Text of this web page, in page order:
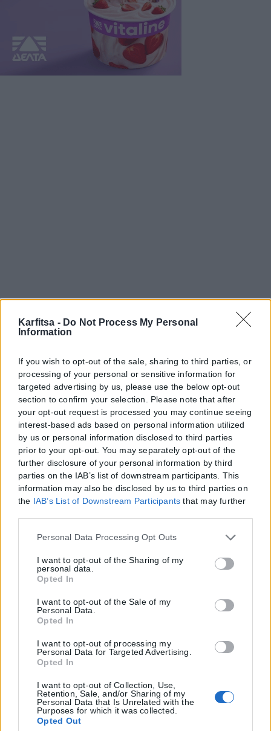
Karfitsa - Do Not Process My Personal
Information
If you wish to opt-out of the sale, sharing to third parties, or
processing of your personal or sensitive information for
targeted advertising by us, please use the below opt-out
section to confirm your selection. Please note that after
your opt-out request is processed you may continue seeing
interest-based ads based on personal information utilized
by us or personal information disclosed to third parties
prior to your opt-out. You may separately opt-out of the
further disclosure of your personal information by third
parties on the IAB’s list of downstream participants. This
information may also be disclosed by us to third parties on
the IAB’s List of Downstream Participants that may further
Please note that this website/app uses one or more Google
but not limited to your visit or usage behaviour. You may
click to grant or deny consent to Google and its third-party
tags to use your data for below specified purposes in below
Google consent section.
Personal Data Processing Opt Outs
I want to opt-out of the Sharing of my
personal data.
Opted In
I want to opt-out of the Sale of my
Personal Data.
Opted In
I want to opt-out of processing my
Personal Data for Targeted Advertising.
Opted In
I want to opt-out of Collection, Use,
Retention, Sale, and/or Sharing of my
Personal Data that Is Unrelated with the
Purposes for which it was collected.
Opted Out
Η εταιρεία με την επωνυμία “POLITICAL MEDIA GROUP A.E.” και κατ’
επέκταση η ιστοσελίδα που κατέχει αυτή “www.karfitsa.gr”
συμμορφώνονται με τη Σύσταση (ΕΕ) 2018/334 της Επιτροπής της
αντιμετώπιση του παράνομου περιεχομένου στο διαδίκτυο (L 63).
Μοναδικός αριθμός Μ.Η.Τ. 262048
ΤΑ ΠΡΩΤΟΣΕΛΙΔΑ ΣΗΜΕΡΑ